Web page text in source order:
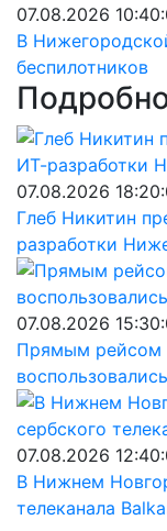
07.08.2026
В
беспилотников
07.08.2026
Глеб Никитин
разработки
07.08.2026
Прямым рейсом
07.08.2026
В Нижнем
телеканала